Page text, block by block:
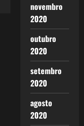
novembro
2020
outubro
2020
setembro
2020
agosto
2020